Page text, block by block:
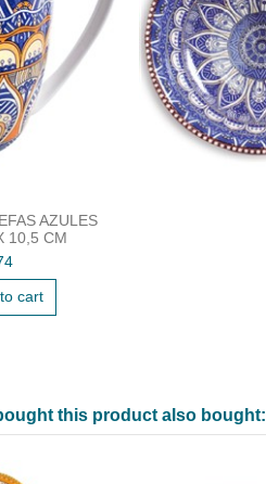
AZULES
10,5 CM
cart
this product also bought: